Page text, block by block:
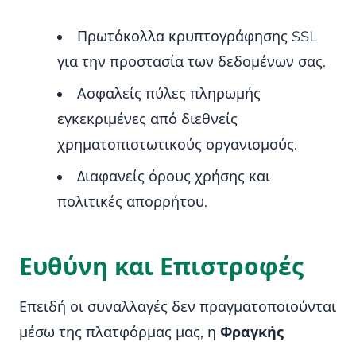
Πρωτόκολλα κρυπτογράφησης SSL
για την προστασία των δεδομένων σας.
Ασφαλείς πύλες πληρωμής
εγκεκριμένες από διεθνείς
χρηματοπιστωτικούς οργανισμούς.
Διαφανείς όρους χρήσης και
πολιτικές απορρήτου.
Ευθύνη και Επιστροφές
Επειδή οι συναλλαγές δεν πραγματοποιούνται
μέσω της πλατφόρμας μας, η Φραγκής